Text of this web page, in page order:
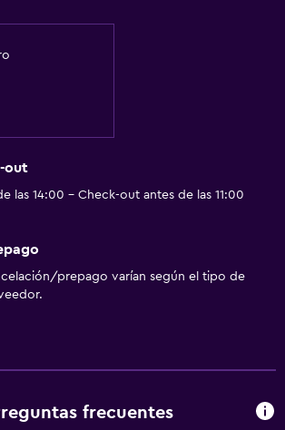
out
las 14:00 - Check-out antes de las 11:00
prepago varían según el tipo de
frecuentes